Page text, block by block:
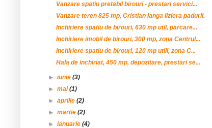
Vanzare spatiu pretabil birouri - prestari servici...
Vanzare teren 825 mp, Cristian langa liziera padurii.
Inchiriere spatiu de birouri, 630 mp util, parcare...
Inchiriere imobil de birouri, 300 mp, zona Centrul...
Inchiriere spatiu de birouri, 120 mp utili, zona C...
Hala de inchiriat, 450 mp, depozitare, prestari se...
►iunie(3)
►mai(1)
►aprilie(2)
►martie(2)
►ianuarie(4)